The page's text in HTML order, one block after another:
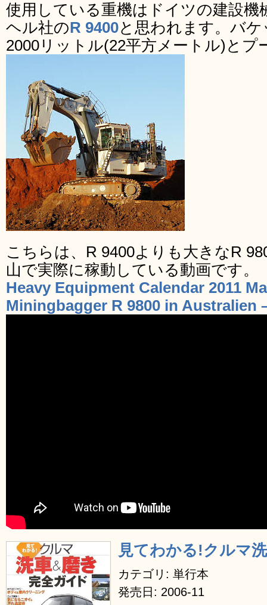
使用している重機はドイツの建設機
ヘル社のR 9400と思われます。バ
2000リットル(22平方メートル)とプ
こちらは、R 9400よりも大きなR
山で実際に稼動している動画です。
Heavy Equipment Calendar 2011
Miningbagger R 9800 in Australien
見てわかる!クルマ
カテゴリ: 単行本
発売日: 2006-11